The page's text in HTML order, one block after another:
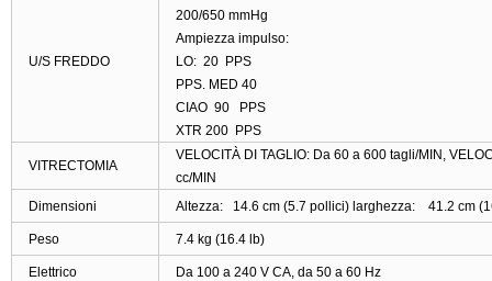
U/S FREDDO
200/650 mmHg
Ampiezza impulso:
LO: 20 PPS
PPS. MED 40
CIAO 90 PPS
XTR 200 PPS
VITRECTOMIA
VELOCITÀ DI TAGLIO: Da 60 a 600 tagli/MIN,
cc/MIN
Dimensioni
Altezza: 14.6 cm (5.7 pollici) larghezza: 41.2 cm
Peso 7.4 kg (16.4 lb)
Elettrico Da 100 a 240 V CA, da 50 a 60 Hz